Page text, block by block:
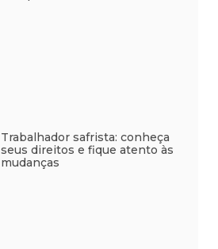
Trabalhador safrista: conheça
seus direitos e fique atento às
mudanças